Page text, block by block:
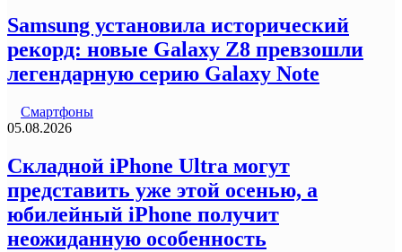
Samsung установила исторический
рекорд: новые Galaxy Z8 превзошли
легендарную серию Galaxy Note
Смартфоны
05.08.2026
Складной iPhone Ultra могут
представить уже этой осенью, а
юбилейный iPhone получит
неожиданную особенность